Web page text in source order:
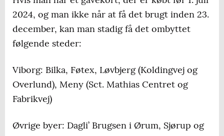
2024, og man ikke når at få det brugt inden 23.
december, kan man stadig få det ombyttet
følgende steder:
Viborg: Bilka, Føtex, Løvbjerg (Koldingvej og
Overlund), Meny (Sct. Mathias Centret og
Fabrikvej)
Øvrige byer: Dagli’ Brugsen i Ørum, Sjørup og